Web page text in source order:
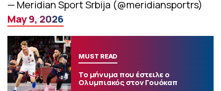
— Meridian Sport Srbija (@meridiansportrs)
May 9, 2026
MUST READ
Το μήνυμα που έστειλε ο
Ολυμπιακός στον Γουόκαπ